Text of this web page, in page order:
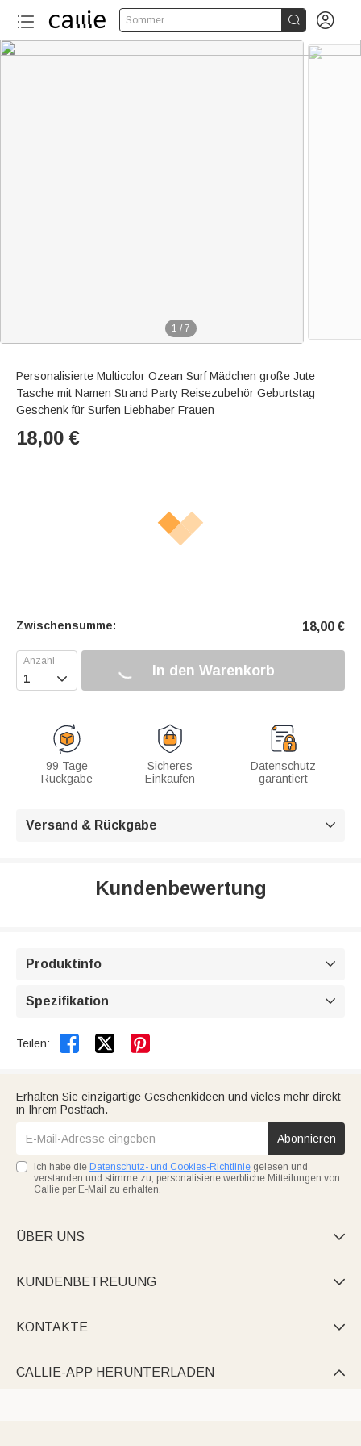
Sommer  
1 / 7
Personalisierte Multicolor Ozean Surf Mädchen große Jute
Tasche mit Namen Strand Party Reisezubehör Geburtstag
Geschenk für Surfen Liebhaber Frauen
18,00 €
Zwischensumme: 18,00 €
 In den Warenkorb
99 Tage
Rückgabe
Sicheres
Einkaufen
Datenschutz
garantiert
Versand & Rückgabe 
Kundenbewertung
Produktinfo 
Spezifikation 
Teilen:  
Erhalten Sie einzigartige Geschenkideen und vieles mehr direkt
in Ihrem Postfach.
Abonnieren
Ich habe die Datenschutz- und Cookies-Richtlinie gelesen und
verstanden und stimme zu, personalisierte werbliche Mitteilungen von
Callie per E-Mail zu erhalten.
ÜBER UNS 
KUNDENBETREUUNG 
KONTAKTE 
CALLIE-APP HERUNTERLADEN 